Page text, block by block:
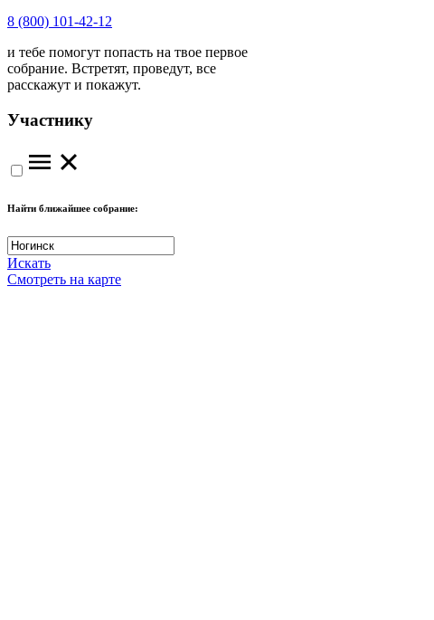
8 (800) 101-42-12
и тебе помогут попасть на твое первое
собрание. Встретят, проведут, все
расскажут и покажут.
Участнику
Найти ближайшее собрание:
Искать
Смотреть на карте